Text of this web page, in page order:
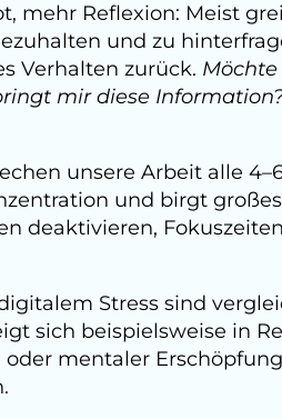
mehr Reflexion: Meist
und zu
Verhalten zurück.
mir diese
unsere Arbeit alle
und birgt
deaktivieren,
Stress sind
sich beispielsweise in
mentaler